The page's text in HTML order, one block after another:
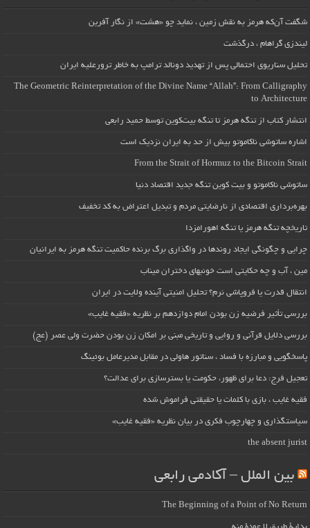
شگفت آن‌که هرمز به نقش زمین ، نماید چو «هشت» از نگار آفرین
لیندزی گراهام ، درگذشت
تحلیل سناریوی احتمالی پس از تهدید دونالد ترامپ به خاطر ترورعلیه ایران
The Geometric Reinterpretation of the Divine Name “Allah”: From Calligraphy
to Architecture
انتشار کتاب از تنگه هرمز تا تنگه بیت‌کوین توسط حمید رابعی
اشاره ساتوشی ناکاموتو بیش از حد به ایران نزدیک است
From the Strait of Hormuz to the Bitcoin Strait
ساتوشی ناکاموتو و بیت کوین تنگه جدید اقتصاد دنیا
بهره‌برداری اقتصادی از نارضایتی مردم و تبدیل اعتراض به کد تخفیف
تاریخچه تنگه هرمز یا تنگه اهورامزدا
چرایی و چگونگی ایجاد روندها در واگذاری برگ برنده حاکمیت تنگه هرمز به ایرانیان
مین ، آب و چه حکایتی است خونبهای دختران میناب
انتقال قدرت یا فروپاشی نرم؟ تحلیل امنیتی آینده ولایت در ایران
بررسی تأثیر فرضیه زن بودن امام دوازدهم بر نظریه «فقیه غایب»
بررسی دلایل قرآنی و روایی و تاریخی مبنی بر امکان زن بودن حضرت ولی عصر (عج)
پاسخگویی و مبارزه با فساد ، سناتور هاولی در مقابل مدیرعامل بوئینگ
تعجیل فرج: دعا برای ظهور، حکومت یا بسترسازی برای عدالت؟
فقیه غایب ، بازی با کلمات یا حقیقتی فراموش شده
سیاستگذاری و چهارچوب فکری در بیان نظریه «فقیه غایب»
the absent jurist
بین الملل – آکادمی رابعی
The Beginning of a Point of No Return